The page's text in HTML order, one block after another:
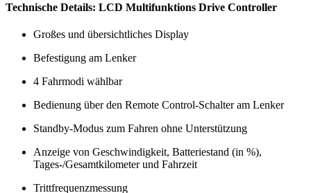
Technische Details: LCD Multifunktions Drive Controller
Großes und übersichtliches Display
Befestigung am Lenker
4 Fahrmodi wählbar
Bedienung über den Remote Control-Schalter am Lenker
Standby-Modus zum Fahren ohne Unterstützung
Anzeige von Geschwindigkeit, Batteriestand (in %),
Tages-/Gesamtkilometer und Fahrzeit
Trittfrequenzmessung